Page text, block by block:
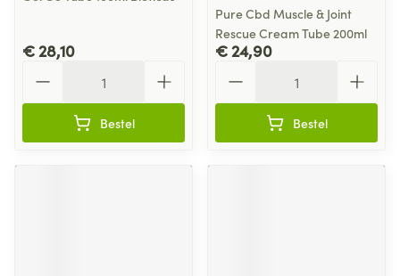
€ 28,10
Bestel
Pure Cbd Muscle & Joint
Rescue Cream Tube 200ml
€ 24,90
Bestel